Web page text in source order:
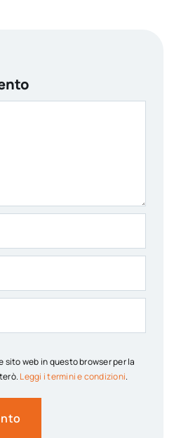
sito web in questo browser per la
Leggi i termini e condizioni.